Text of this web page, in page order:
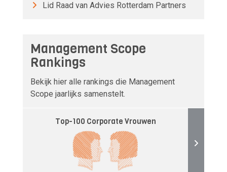
Lid Raad van Advies Rotterdam Partners
Management Scope
Rankings
Bekijk hier alle rankings die Management
Scope jaarlijks samenstelt.
Top-100 Corporate Vrouwen